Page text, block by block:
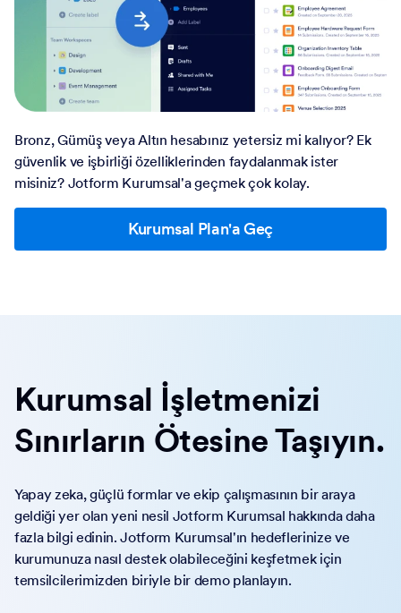
Bronz, Gümüş veya Altın hesabınız yetersiz mi kalıyor? Ek
güvenlik ve işbirliği özelliklerinden faydalanmak ister
misiniz? Jotform Kurumsal'a geçmek çok kolay.
Kurumsal Plan'a Geç
Kurumsal İşletmenizi
Sınırların Ötesine Taşıyın.
Yapay zeka, güçlü formlar ve ekip çalışmasının bir araya
geldiği yer olan yeni nesil Jotform Kurumsal hakkında daha
fazla bilgi edinin. Jotform Kurumsal'ın hedeflerinize ve
kurumunuza nasıl destek olabileceğini keşfetmek için
temsilcilerimizden biriyle bir demo planlayın.